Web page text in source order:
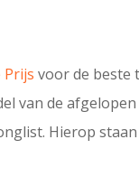
Prijs voor de beste
van de
Hierop